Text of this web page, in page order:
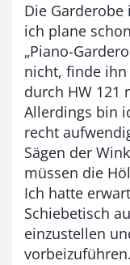
Die Garderobe
ich plane
„Piano-
nicht, finde ihn
durch HW 121
Allerdings bin
recht
Sägen der
müssen die
Ich hatte
Schiebetisch
einzustellen